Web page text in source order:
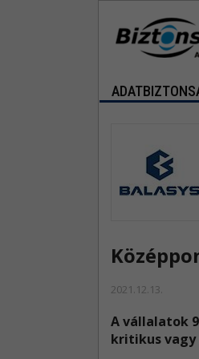
2021.12.13.
A vállalatok
kritikus vagy